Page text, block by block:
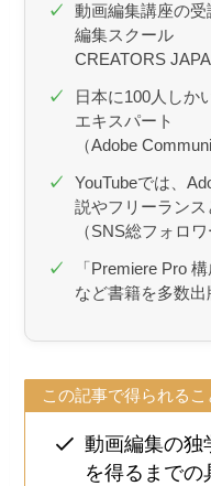
動画編集講座の
編集スクール
CREATORS
日本に100人しか
エキスパート
（Adobe
YouTubeでは、
説やフリーランス
（SNS総フォロ
「Premiere Pro
など書籍を多数出
この記事で得られるこ
動画編集の独
を得るまでの